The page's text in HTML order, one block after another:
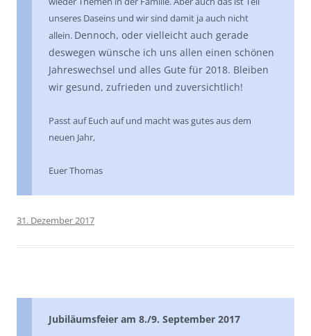
unseres Daseins und wir sind damit ja auch nicht
allein. Dennoch, oder vielleicht auch gerade
deswegen wünsche ich uns allen einen schönen
Jahreswechsel und alles Gute für 2018. Bleiben
wir gesund, zufrieden und zuversichtlich!
Passt auf Euch auf und macht was gutes aus dem
neuen Jahr,
Euer Thomas
31. Dezember 2017
Jubiläumsfeier am 8./9. September 2017